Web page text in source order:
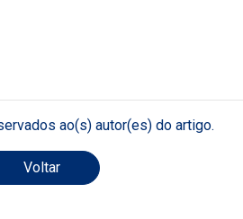
ao(s) autor(es) do artigo.
Voltar